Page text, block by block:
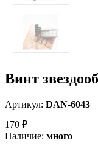
Винт
Артикул: DAN-6043
170 ₽
Наличие: много